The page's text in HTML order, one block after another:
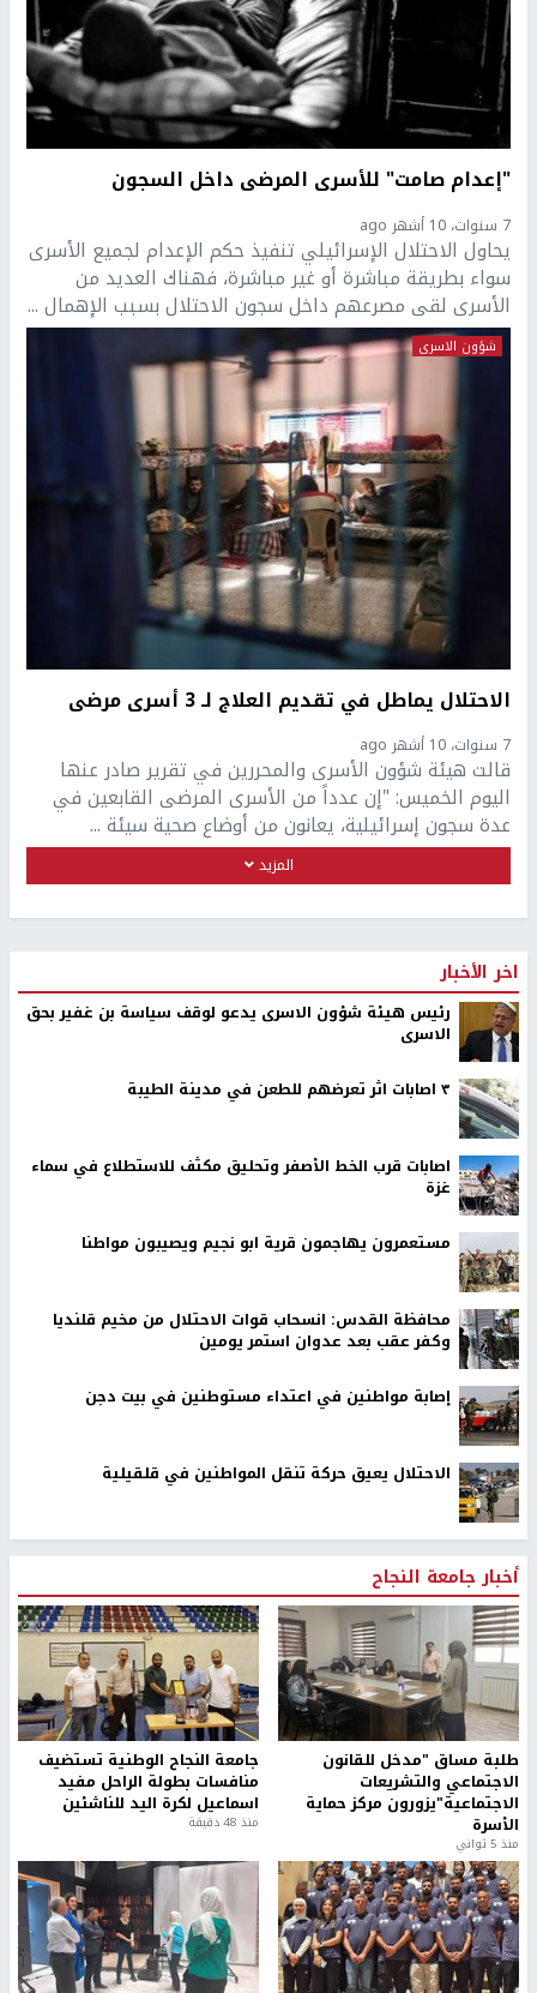
"إعدام صامت" للأسرى المرضى داخل السجون
7 سنوات، 10 أشهر ago
يحاول الاحتلال الإسرائيلي تنفيذ حكم الإعدام لجميع الأسرى
سواء بطريقة مباشرة أو غير مباشرة، فهناك العديد من
الأسرى لقى مصرعهم داخل سجون الاحتلال بسبب الإهمال ...
شؤون الاسرى
الاحتلال يماطل في تقديم العلاج لـ 3 أسرى مرضى
7 سنوات، 10 أشهر ago
قالت هيئة شؤون الأسرى والمحررين في تقرير صادر عنها
اليوم الخميس: "إن عدداً من الأسرى المرضى القابعين في
عدة سجون إسرائيلية، يعانون من أوضاع صحية سيئة ...
المزيد
اخر الأخبار
رئيس هيئة شؤون الاسرى يدعو لوقف سياسة بن غفير بحق
الاسرى
٣ اصابات اثر تعرضهم للطعن في مدينة الطيبة
اصابات قرب الخط الأصفر وتحليق مكثف للاستطلاع في سماء
غزة
مستعمرون يهاجمون قرية ابو نجيم ويصيبون مواطنا
محافظة القدس: انسحاب قوات الاحتلال من مخيم قلنديا
وكفر عقب بعد عدوان استمر يومين
إصابة مواطنين في اعتداء مستوطنين في بيت دجن
الاحتلال يعيق حركة تنقل المواطنين في قلقيلية
أخبار جامعة النجاح
طلبة مساق "مدخل للقانون
الاجتماعي والتشريعات
الاجتماعية"يزورون مركز حماية
الأسرة
منذ 5 ثواني
جامعة النجاح الوطنية تستضيف
منافسات بطولة الراحل مفيد
اسماعيل لكرة اليد للناشئين
منذ 48 دقيقة